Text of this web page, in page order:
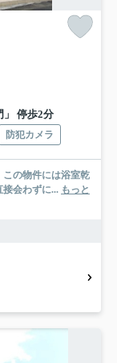
」 停歩2分
防犯カメラ
の物件には浴室乾
会わずに... もっと